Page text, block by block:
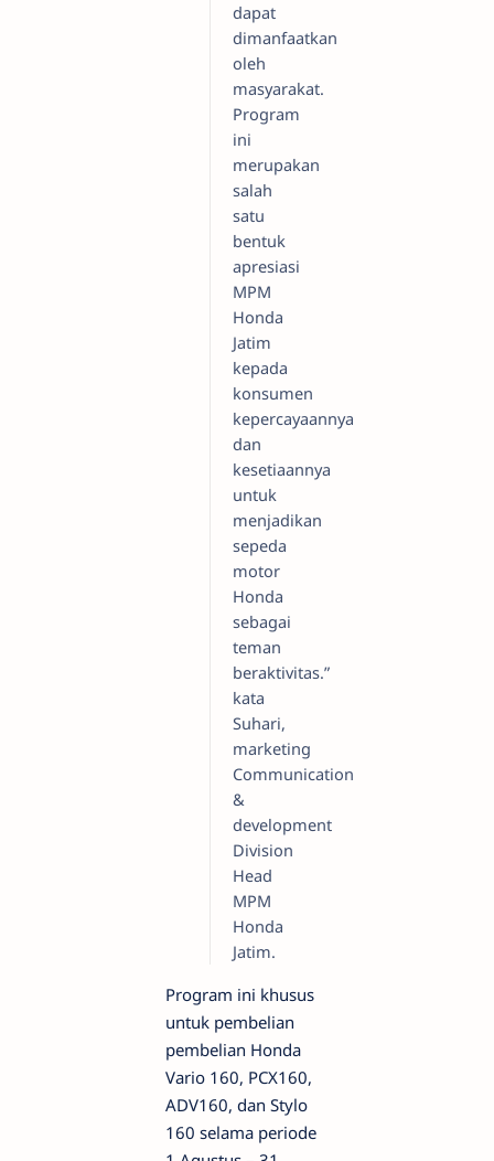
dapat
dimanfaatkan
oleh
masyarakat.
Program
ini
merupakan
salah
satu
bentuk
apresiasi
MPM
Honda
Jatim
kepada
konsumen
kepercayaannya
dan
kesetiaannya
untuk
menjadikan
sepeda
motor
Honda
sebagai
teman
beraktivitas.”
kata
Suhari,
marketing
Communication
&
development
Division
Head
MPM
Honda
Jatim.
Program ini khusus
untuk pembelian
pembelian Honda
Vario 160, PCX160,
ADV160, dan Stylo
160 selama periode